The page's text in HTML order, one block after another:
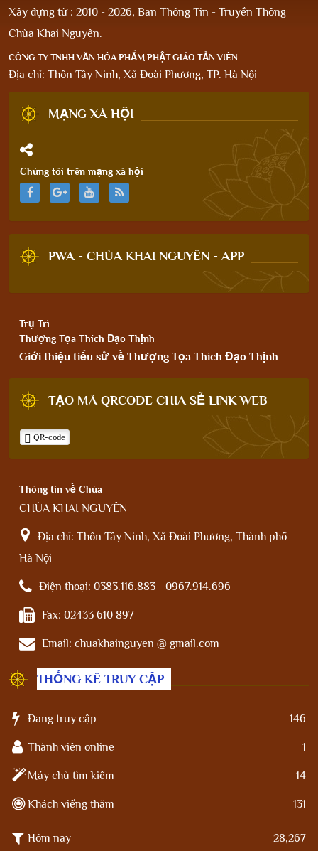
Xây dựng từ : 2010 - 2026, Ban Thông Tin - Truyền Thông
Chùa Khai Nguyên.
CÔNG TY TNHH VĂN HÓA PHẨM PHẬT GIÁO TẢN VIÊN
Địa chỉ: Thôn Tây Ninh, Xã Đoài Phương, TP. Hà Nội
MẠNG XÃ HỘI
Chúng tôi trên mạng xã hội
PWA - CHÙA KHAI NGUYÊN - APP
Trụ Trì
Thượng Tọa Thích Đạo Thịnh
Giới thiệu tiểu sử về Thượng Tọa Thích Đạo Thịnh
TẠO MÃ QRCODE CHIA SẺ LINK WEB
QR-code
Thông tin về Chùa
CHÙA KHAI NGUYÊN
Địa chỉ: Thôn Tây Ninh, Xã Đoài Phương, Thành phố
Hà Nội
Điện thoại: 0383.116.883 - 0967.914.696
Fax: 02433 610 897
Email: chuakhainguyen @ gmail.com
THỐNG KÊ TRUY CẬP
Đang truy cập 146
Thành viên online 1
Máy chủ tìm kiếm 14
Khách viếng thăm 131
Hôm nay 28,267